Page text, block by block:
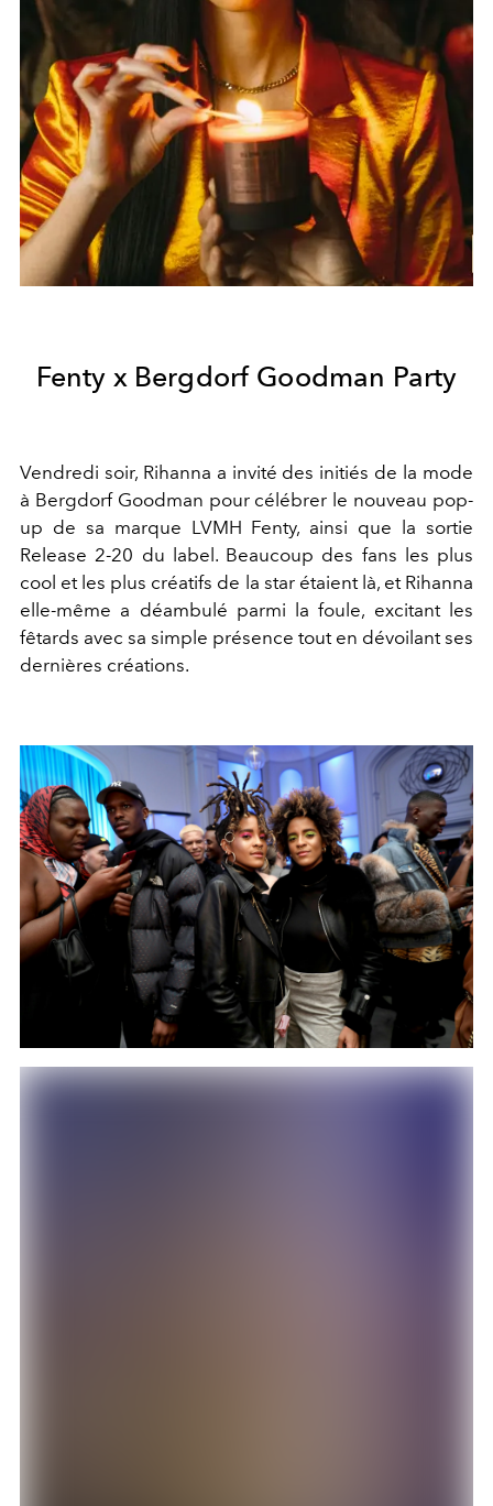
Fenty x Bergdorf Goodman Party
Vendredi soir, Rihanna a invité des initiés de la mode
à Bergdorf Goodman pour célébrer le nouveau pop-
up de sa marque LVMH Fenty, ainsi que la sortie
Release 2-20 du label. Beaucoup des fans les plus
cool et les plus créatifs de la star étaient là, et Rihanna
elle-même a déambulé parmi la foule, excitant les
fêtards avec sa simple présence tout en dévoilant ses
dernières créations.